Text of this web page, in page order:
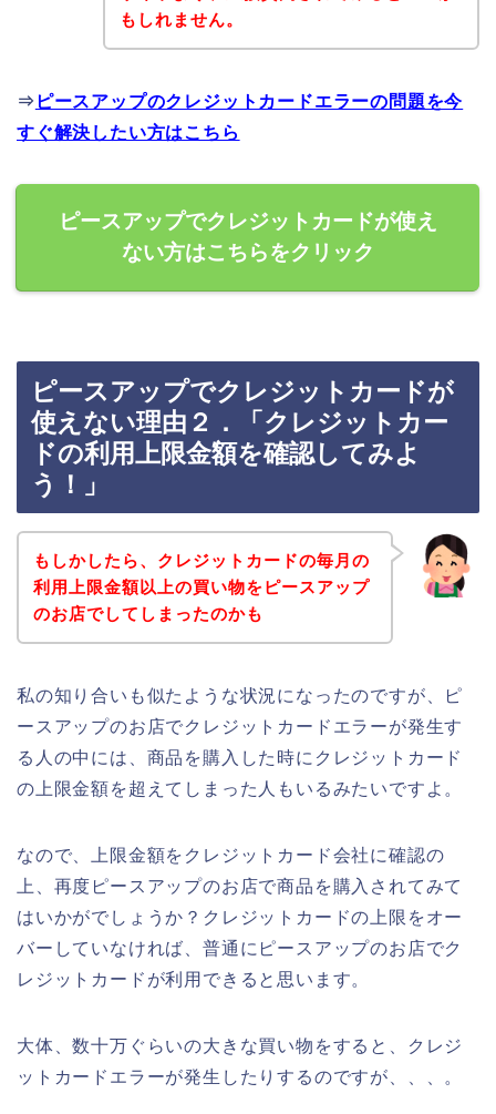
もしれません。
⇒ ピースアップのクレジットカードエラーの問題を今
すぐ解決したい方はこちら
ピースアップでクレジットカードが使え
ない方はこちらをクリック
ピースアップでクレジットカードが
使えない理由２．「クレジットカー
ドの利用上限金額を確認してみよ
う！」
もしかしたら、クレジットカードの毎月の
利用上限金額以上の買い物をピースアップ
のお店でしてしまったのかも
私の知り合いも似たような状況になったのですが、ピ
ースアップのお店でクレジットカードエラーが発生す
る人の中には、商品を購入した時にクレジットカード
の上限金額を超えてしまった人もいるみたいですよ。
なので、上限金額をクレジットカード会社に確認の
上、再度ピースアップのお店で商品を購入されてみて
はいかがでしょうか？クレジットカードの上限をオー
バーしていなければ、普通にピースアップのお店でク
レジットカードが利用できると思います。
大体、数十万ぐらいの大きな買い物をすると、クレジ
ットカードエラーが発生したりするのですが、、、。